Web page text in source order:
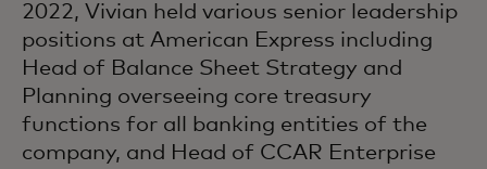
2022, Vivian held various senior leadership
positions at American Express including
Head of Balance Sheet Strategy and
Planning overseeing core treasury
functions for all banking entities of the
company, and Head of CCAR Enterprise